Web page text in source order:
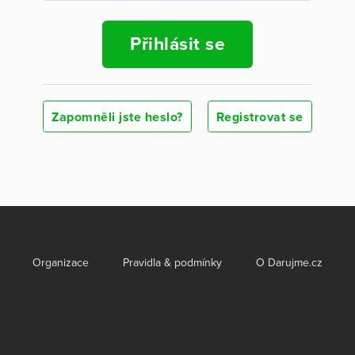
Přihlásit se
Zapomněli jste heslo? Registrovat se
Organizace Pravidla & podmínky O Darujme.cz